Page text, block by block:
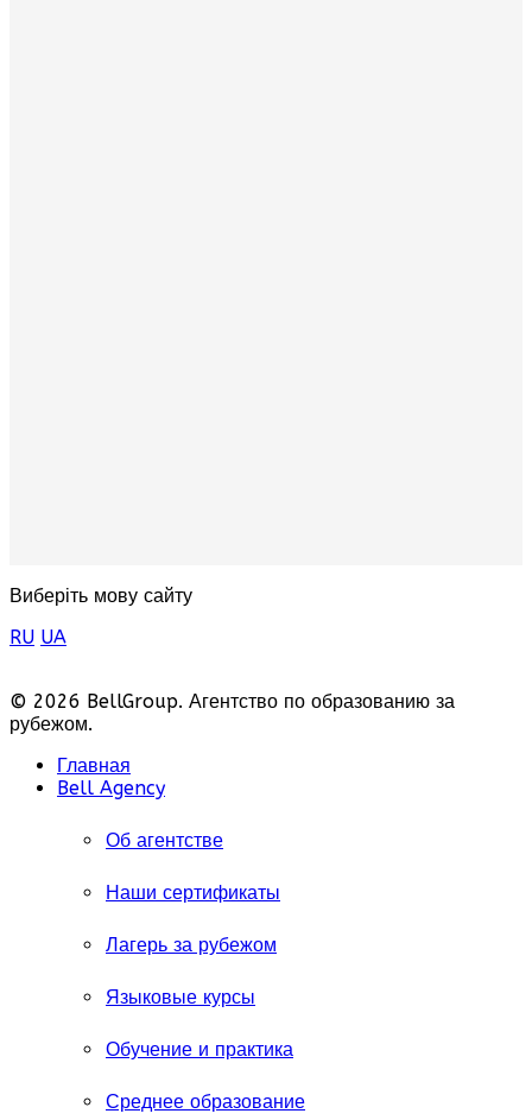
Виберіть мову сайту
RU UA
© 2026 BellGroup. Агентство по образованию за
рубежом.
Главная
Bell Agency
Об агентстве
Наши сертификаты
Лагерь за рубежом
Языковые курсы
Обучение и практика
Среднее образование